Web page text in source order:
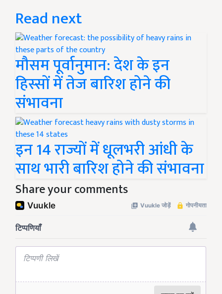
Read next
मौसम पूर्वानुमान: देश के इन
हिस्सों में तेज बारिश होने की
संभावना
इन 14 राज्यों में धूलभरी आंधी के
साथ भारी बारिश होने की संभावना
Share your comments